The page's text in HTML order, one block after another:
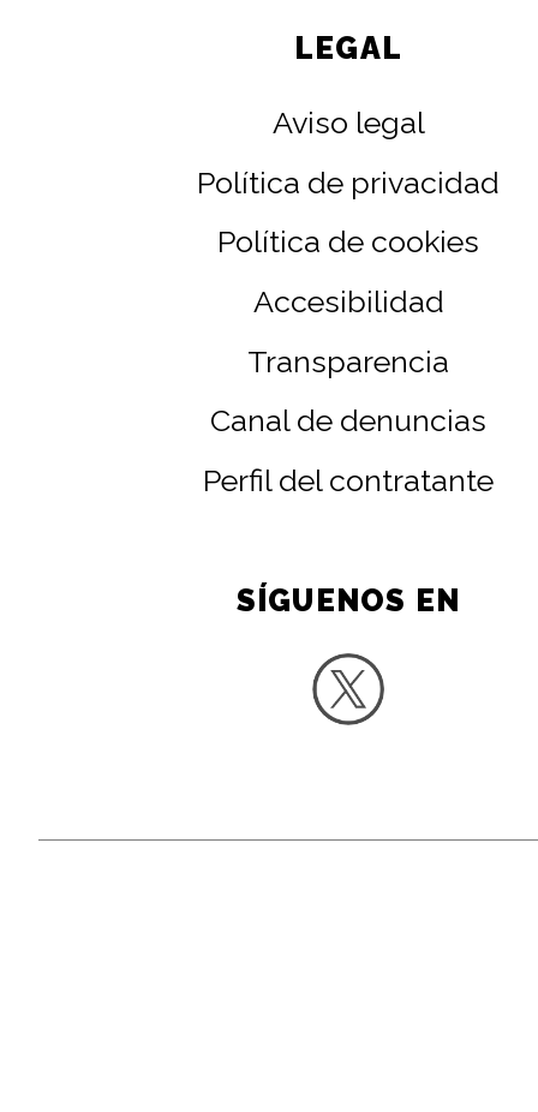
LEGAL
Aviso legal
Política de privacidad
Política de cookies
Accesibilidad
Transparencia
Canal de denuncias
Perfil del contratante
SÍGUENOS EN